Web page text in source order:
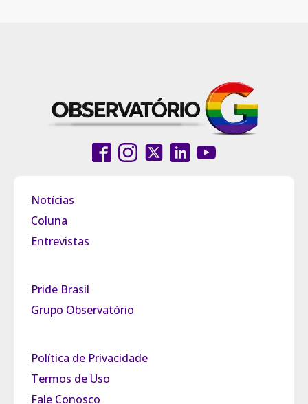
Notícias
Coluna
Entrevistas
Pride Brasil
Grupo Observatório
Política de Privacidade
Termos de Uso
Fale Conosco